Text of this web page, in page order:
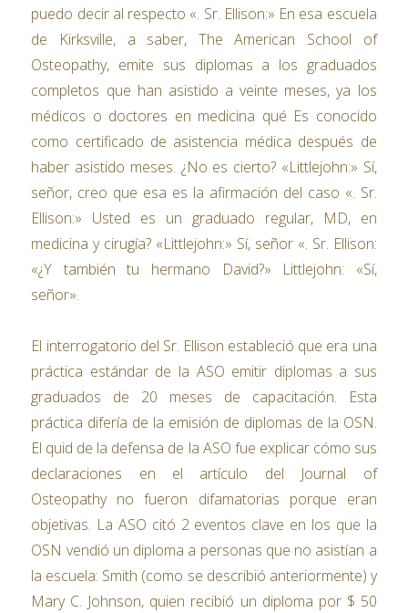
puedo decir al respecto «. Sr. Ellison:» En esa escuela
de Kirksville, a saber, The American School of
Osteopathy, emite sus diplomas a los graduados
completos que han asistido a veinte meses, ya los
médicos o doctores en medicina qué Es conocido
como certificado de asistencia médica después de
haber asistido meses. ¿No es cierto? «Littlejohn:» Sí,
señor, creo que esa es la afirmación del caso «. Sr.
Ellison:» Usted es un graduado regular, MD, en
medicina y cirugía? «Littlejohn:» Sí, señor «. Sr. Ellison:
«¿Y también tu hermano David?» Littlejohn: «Sí,
señor».
El interrogatorio del Sr. Ellison estableció que era una
práctica estándar de la ASO emitir diplomas a sus
graduados de 20 meses de capacitación. Esta
práctica difería de la emisión de diplomas de la OSN.
El quid de la defensa de la ASO fue explicar cómo sus
declaraciones en el artículo del Journal of
Osteopathy no fueron difamatorias porque eran
objetivas. La ASO citó 2 eventos clave en los que la
OSN vendió un diploma a personas que no asistían a
la escuela: Smith (como se describió anteriormente) y
Mary C. Johnson, quien recibió un diploma por $ 50